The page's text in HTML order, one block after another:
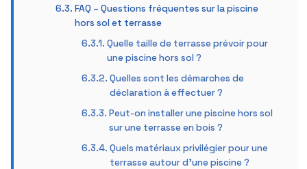
FAQ – Questions fréquentes sur la piscine
hors sol et terrasse
Quelle taille de terrasse prévoir pour
une piscine hors sol ?
Quelles sont les démarches de
déclaration à effectuer ?
Peut-on installer une piscine hors sol
sur une terrasse en bois ?
Quels matériaux privilégier pour une
terrasse autour d’une piscine ?